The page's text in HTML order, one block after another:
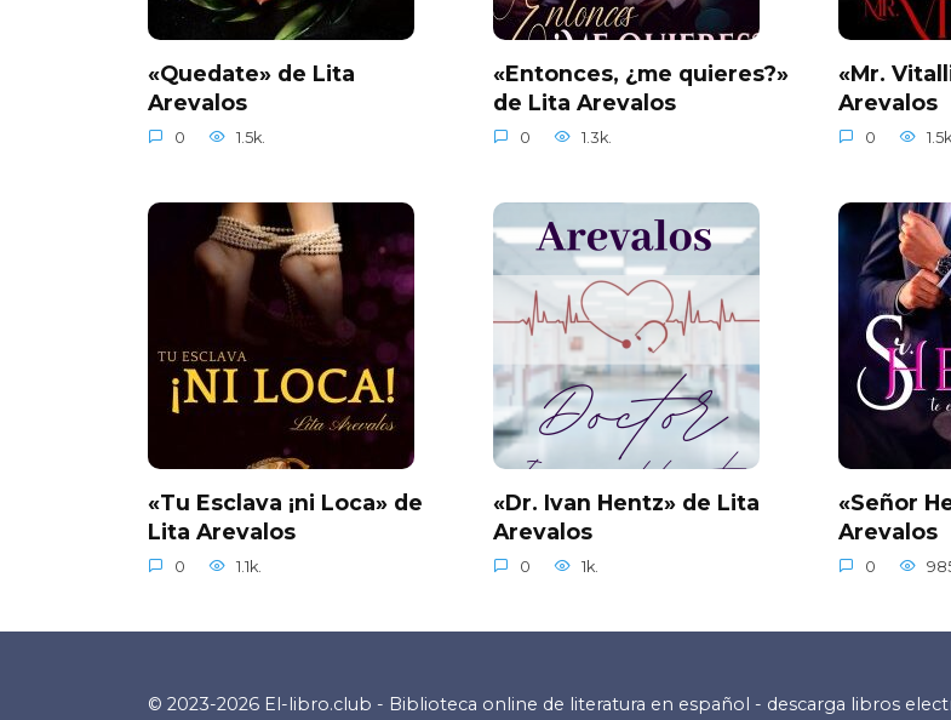
«Quedate» de Lita
Arevalos
0 1.5k.
«Entonces, ¿me quieres?»
de Lita Arevalos
0 1.3k.
«Mr.
Arevalos
0 1.5k.
«Tu Esclava ¡ni Loca» de
Lita Arevalos
0 1.1k.
«Dr. Ivan Hentz» de Lita
Arevalos
0 1k.
«Señor
Arevalos
0
© 2023-2026 El-libro.club - Biblioteca online de literatura en español - descarga libros